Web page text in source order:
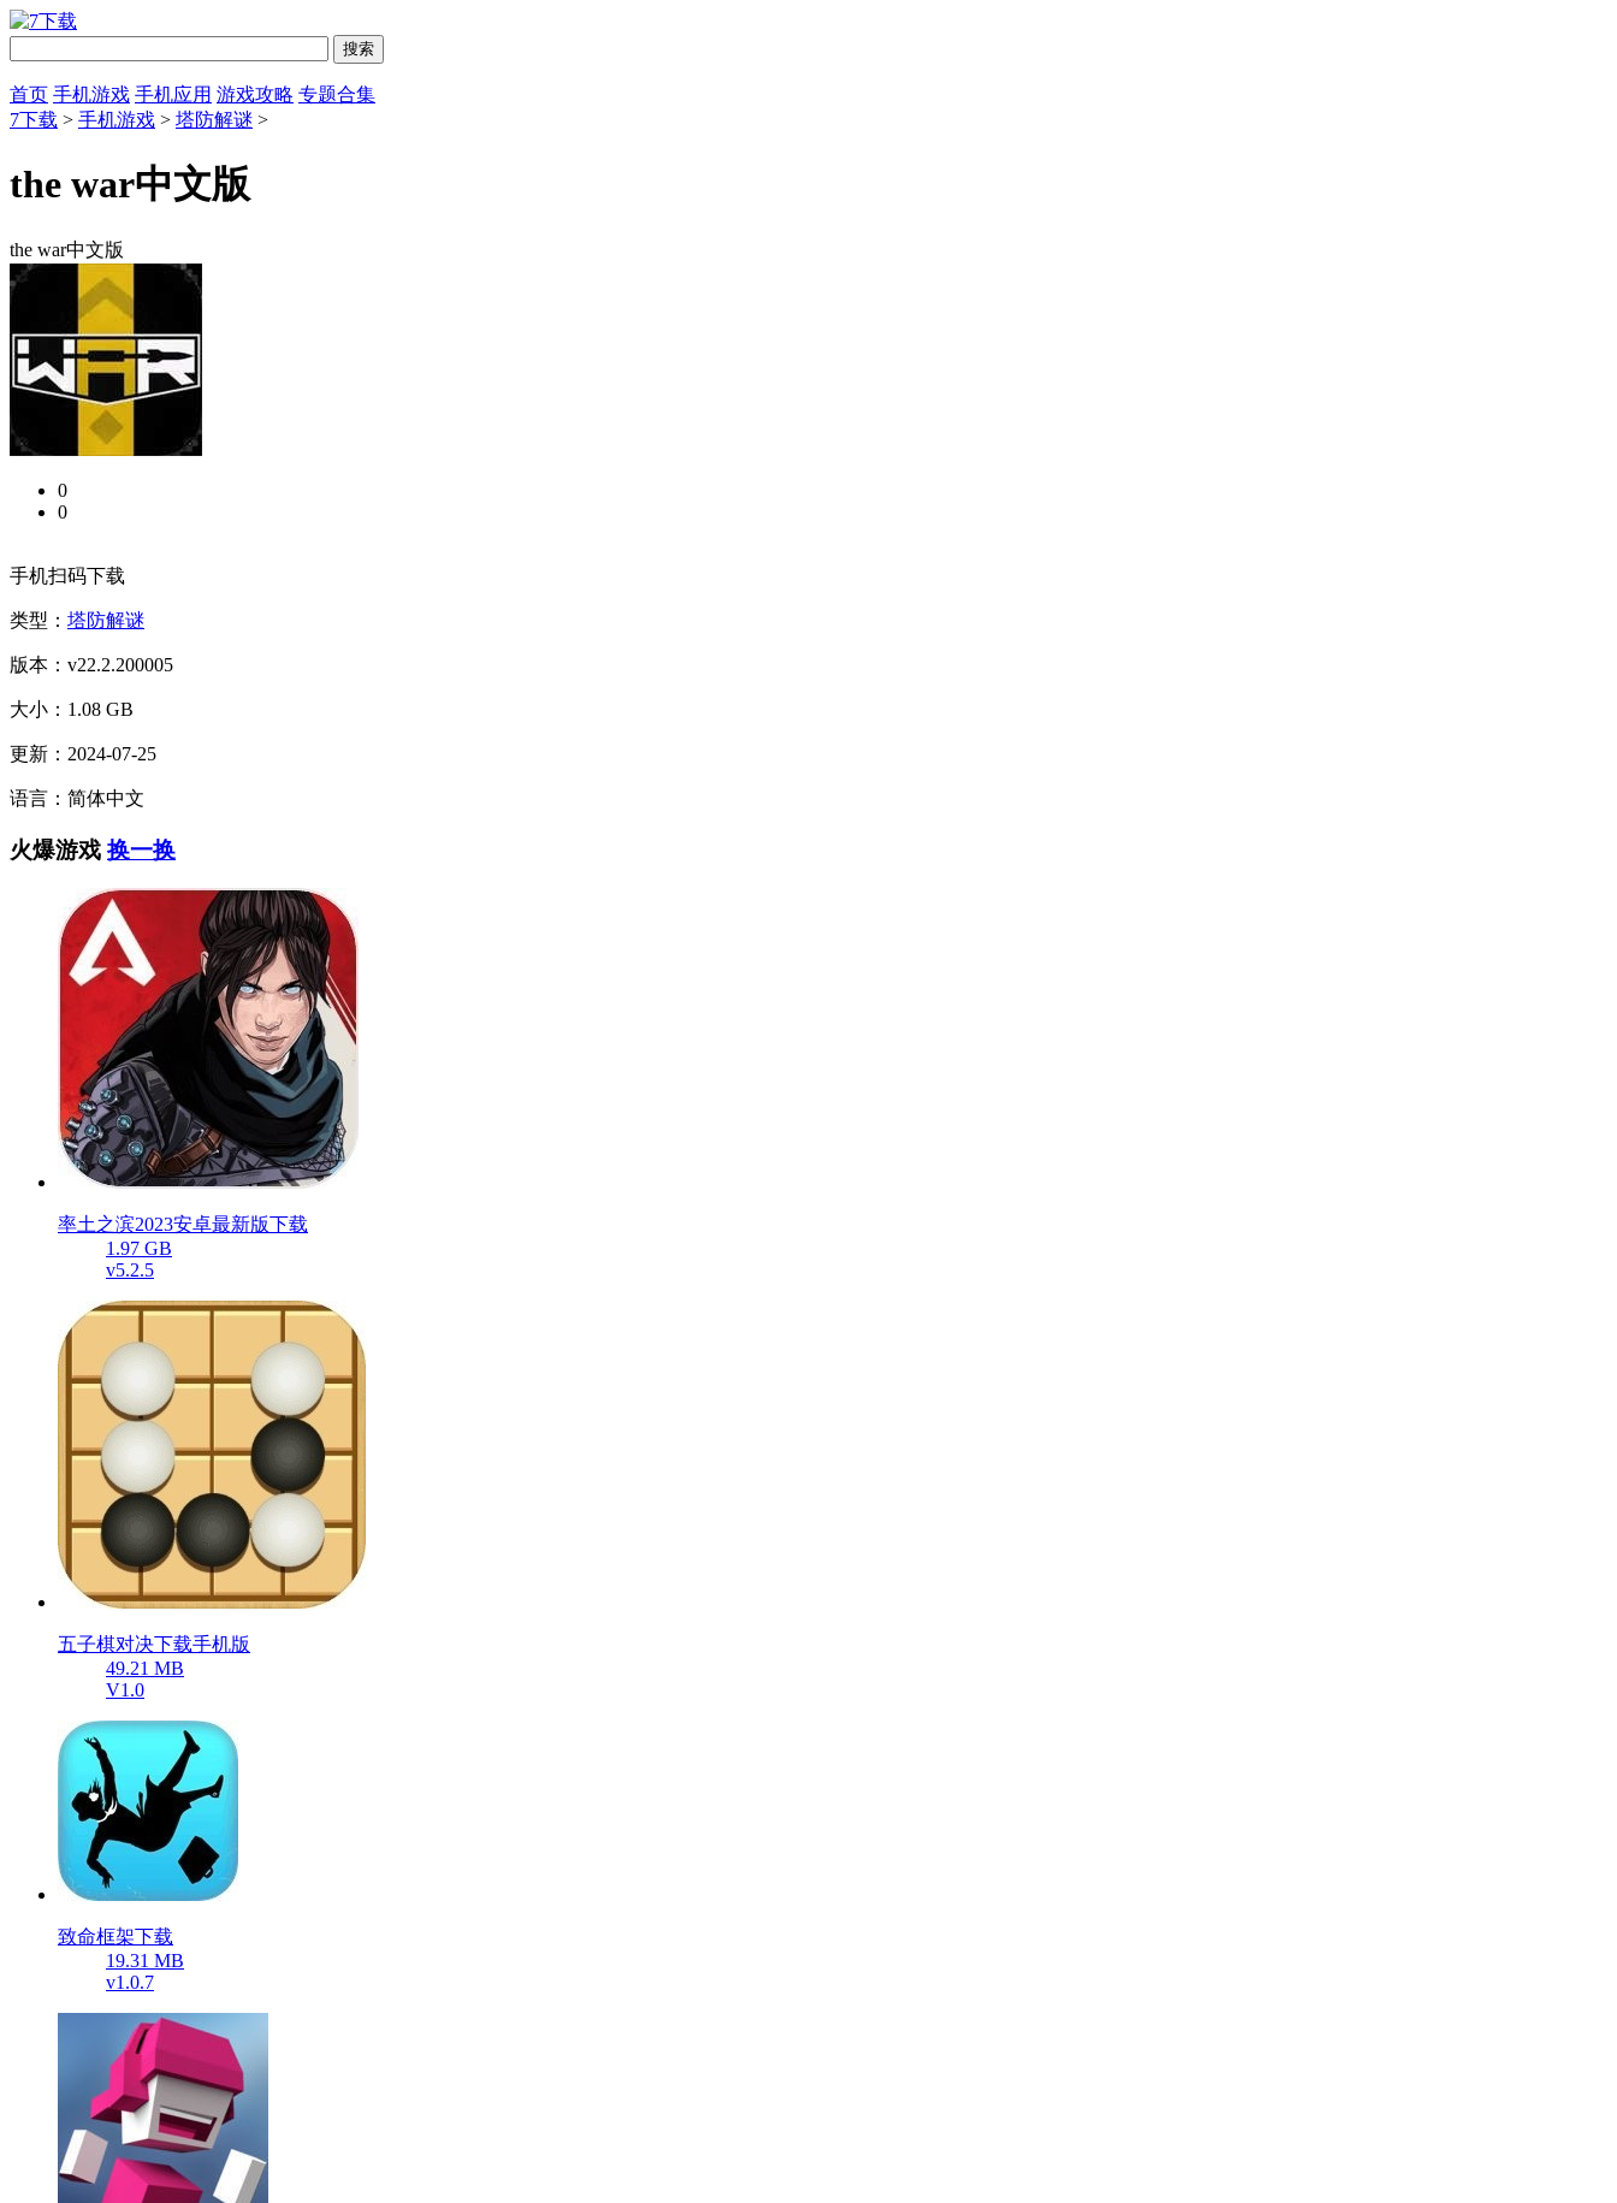
首页 手机游戏 手机应用 游戏攻略 专题合集
7下载 > 手机游戏 > 塔防解谜 >
the war中文版
the war中文版
0
0
手机扫码下载
类型： 塔防解谜
版本：v22.2.200005
大小：1.08 GB
更新：2024-07-25
语言：简体中文
火爆游戏 换一换
率土之滨2023安卓最新版下载
1.97 GB
v5.2.5
五子棋对决下载手机版
49.21 MB
V1.0
致命框架下载
19.31 MB
v1.0.7